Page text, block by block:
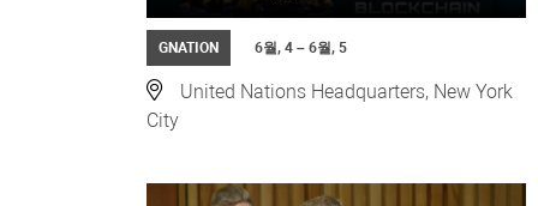
GNATION 6월, 4 – 6월, 5
United Nations Headquarters, New York
City